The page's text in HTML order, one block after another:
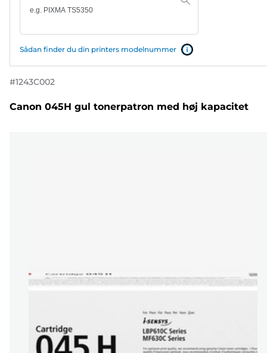
Sådan finder du din printers modelnummer
#1243C002
Canon 045H gul tonerpatron med høj kapacitet